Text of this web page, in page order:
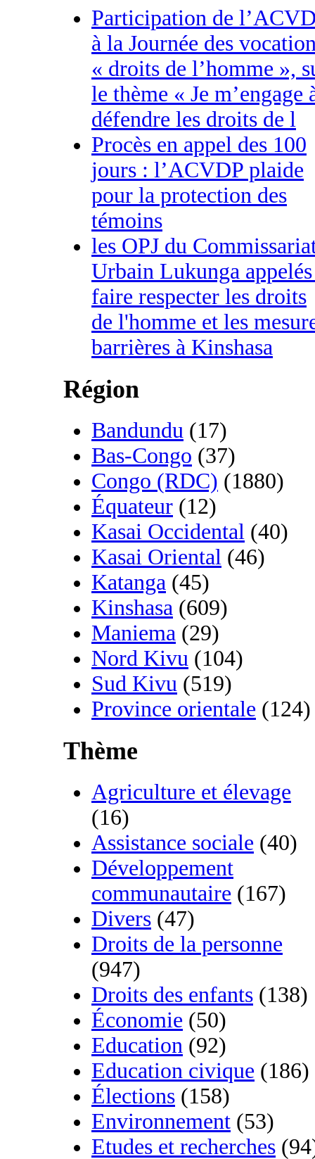
Participation de
à la Journée des
« droits de l’homme »,
le thème « Je m’engage
défendre les droits de l
Procès en appel des 100
jours : l’ACVDP plaide
pour la protection des
témoins
les OPJ du
Urbain Lukunga
faire respecter les droits
de l'homme et les
barrières à Kinshasa
Région
Bandundu (17)
Bas-Congo (37)
Congo (RDC) (1880)
Équateur (12)
Kasai Occidental (40)
Kasai Oriental (46)
Katanga (45)
Kinshasa (609)
Maniema (29)
Nord Kivu (104)
Sud Kivu (519)
Province orientale (124)
Thème
Agriculture et élevage
(16)
Assistance sociale (40)
Développement
communautaire (167)
Divers (47)
Droits de la personne
(947)
Droits des enfants (138)
Économie (50)
Education (92)
Education civique (186)
Élections (158)
Environnement (53)
Etudes et recherches